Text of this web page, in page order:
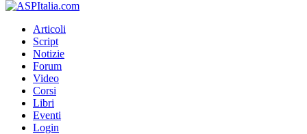
Articoli
Script
Notizie
Forum
Video
Corsi
Libri
Eventi
Login